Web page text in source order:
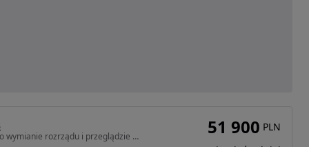
1461 cm3 • 115 KM • Megane 1.5 Blue dCi Intens po wymianie rozrządu i przeglądzie olejowym 51 900 PLN